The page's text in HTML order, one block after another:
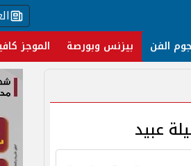
الفن بيزنس وبورصة الموجز
عبيد